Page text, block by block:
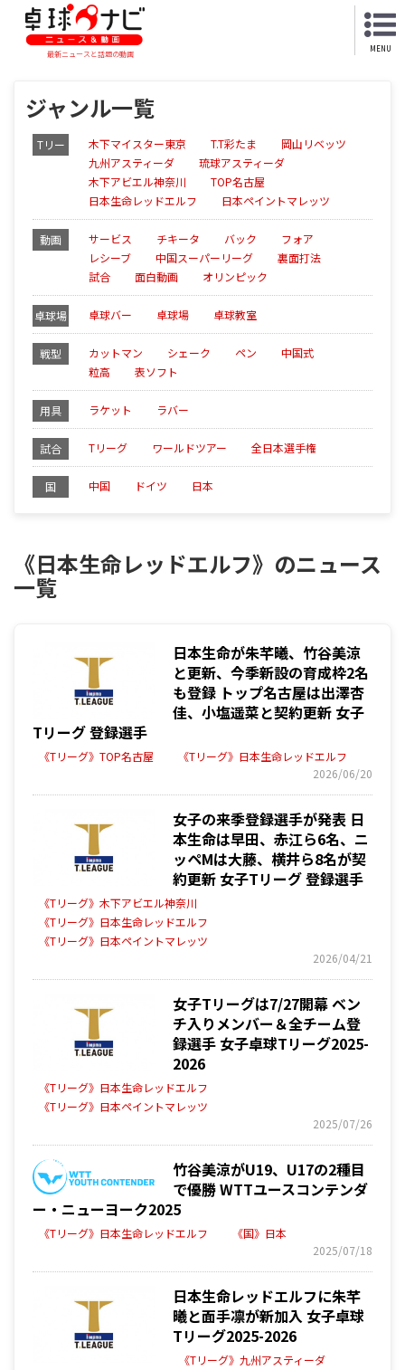
最新ニュースと話題の動画
MENU
ジャンル一覧
Tリー
木下マイスター東京 T.T彩たま
岡山リベッツ
九州アスティーダ
琉球アスティーダ
木下アビエル神奈川
TOP名古屋
日本生命レッドエルフ
日本ペイントマレッツ
動画 サービス チキータ バック
フォア
レシーブ
中国スーパーリーグ
裏面打法
試合
面白動画 オリンピック
卓球場 卓球バー 卓球場 卓球教室
戦型 カットマン シェーク ペン
中国式
粒高
表ソフト
用具 ラケット ラバー
試合 Tリーグ ワールドツアー 全日本選手権
国 中国 ドイツ 日本
《日本生命レッドエルフ》のニュース
一覧
日本生命が朱芊曦、竹谷美涼
と更新、今季新設の育成枠2名
も登録 トップ名古屋は出澤杏
佳、小塩遥菜と契約更新 女子
Tリーグ 登録選手
《Tリーグ》TOP名古屋
《Tリーグ》日本生命レッドエルフ
2026/06/20
女子の来季登録選手が発表 日
本生命は早田、赤江ら6名、ニ
ッペMは大藤、横井ら8名が契
約更新 女子Tリーグ 登録選手
《Tリーグ》木下アビエル神奈川
《Tリーグ》日本生命レッドエルフ
《Tリーグ》日本ペイントマレッツ
2026/04/21
女子Tリーグは7/27開幕 ベン
チ入りメンバー＆全チーム登
録選手 女子卓球Tリーグ2025-
2026
《Tリーグ》日本生命レッドエルフ
《Tリーグ》日本ペイントマレッツ
2025/07/26
竹谷美涼がU19、U17の2種目
で優勝 WTTユースコンテンダ
ー・ニューヨーク2025
《Tリーグ》日本生命レッドエルフ
《国》日本
2025/07/18
日本生命レッドエルフに朱芊
曦と面手凛が新加入 女子卓球
Tリーグ2025-2026
《Tリーグ》九州アスティーダ